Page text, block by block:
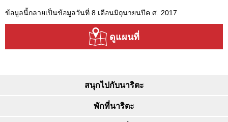
ข้อมูลนี้กลายเป็นข้อมูลวันที่ 8 เดือนมิถุนายนปีค.ศ. 2017
ดูแผนที่
สนุกไปกับนาริตะ
พักที่นาริตะ